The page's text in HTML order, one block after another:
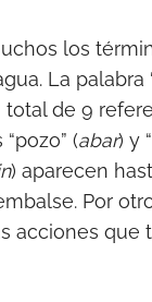
los
La palabra
de 9
(abar) y
) aparecen
Por
acciones